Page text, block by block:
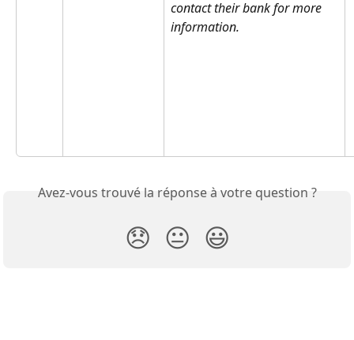
contact their bank for more
information.
Avez-vous trouvé la réponse à votre question ?
😞 😐 😃